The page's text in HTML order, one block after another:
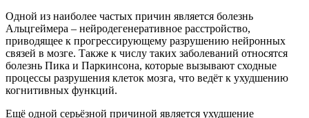
Одной из наиболее частых причин является болезнь
Альцгеймера – нейродегенеративное расстройство,
приводящее к прогрессирующему разрушению нейронных
связей в мозге. Также к числу таких заболеваний относятся
болезнь Пика и Паркинсона, которые вызывают сходные
процессы разрушения клеток мозга, что ведёт к ухудшению
когнитивных функций.
Ещё одной серьёзной причиной является ухудшение